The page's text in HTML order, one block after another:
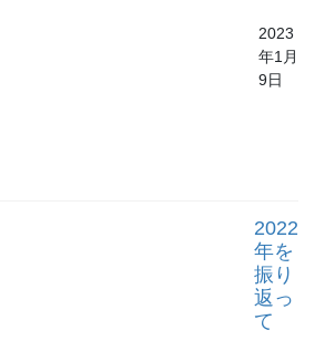
2023
年1月
9日
2022
年を
振り
返っ
て